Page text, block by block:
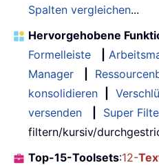
Spalten vergleichen...
Hervorgehobene
Formelleiste
Manager
konsolidieren
versenden
Super
filtern/kursiv/
Top-15-Toolsets:12-